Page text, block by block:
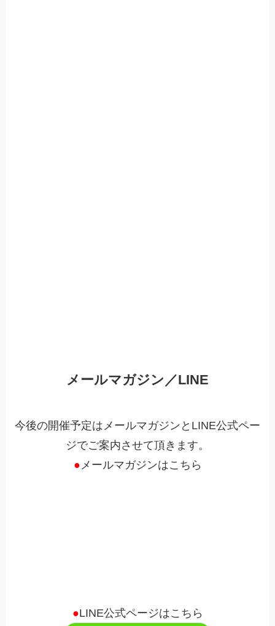
メールマガジン／LINE
今後の開催予定はメールマガジンとLINE公式ペー
ジでご案内させて頂きます。
● メールマガジンはこちら
●LINE公式ページはこちら